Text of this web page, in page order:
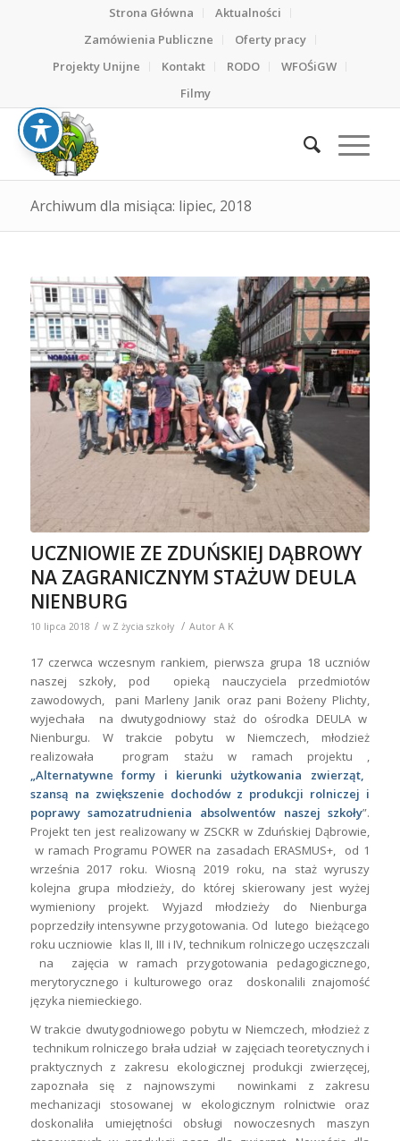
Strona Główna
Aktualności
Zamówienia Publiczne
Oferty pracy
Projekty Unijne
Kontakt RODO
WFOŚiGW
Filmy
Archiwum dla misiąca: lipiec, 2018
UCZNIOWIE ZE ZDUŃSKIEJ DĄBROWY
NA ZAGRANICZNYM STAŻUW DEULA
NIENBURG
10 lipca 2018 / w Z życia szkoły / Autor A K
17 czerwca wczesnym rankiem, pierwsza grupa 18 uczniów
naszej szkoły, pod opieką nauczyciela przedmiotów
zawodowych, pani Marleny Janik oraz pani Bożeny Plichty,
wyjechała na dwutygodniowy staż do ośrodka DEULA w
Nienburgu. W trakcie pobytu w Niemczech, młodzież
realizowała program stażu w ramach projektu ,
„Alternatywne formy i kierunki użytkowania zwierząt,
szansą na zwiększenie dochodów z produkcji rolniczej i
poprawy samozatrudnienia absolwentów naszej szkoły”.
Projekt ten jest realizowany w ZSCKR w Zduńskiej Dąbrowie,
w ramach Programu POWER na zasadach ERASMUS+, od 1
września 2017 roku. Wiosną 2019 roku, na staż wyruszy
kolejna grupa młodzieży, do której skierowany jest wyżej
wymieniony projekt. Wyjazd młodzieży do Nienburga
poprzedziły intensywne przygotowania. Od lutego bieżącego
roku uczniowie klas II, III i IV, technikum rolniczego uczęszczali
na zajęcia w ramach przygotowania pedagogicznego,
merytorycznego i kulturowego oraz doskonalili znajomość
języka niemieckiego.
W trakcie dwutygodniowego pobytu w Niemczech, młodzież z
technikum rolniczego brała udział w zajęciach teoretycznych i
praktycznych z zakresu ekologicznej produkcji zwierzęcej,
zapoznała się z najnowszymi nowinkami z zakresu
mechanizacji stosowanej w ekologicznym rolnictwie oraz
doskonaliła umiejętności obsługi nowoczesnych maszyn